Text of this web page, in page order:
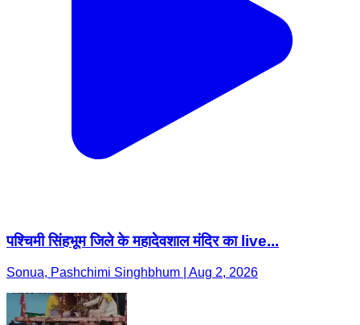
पश्चिमी सिंहभूम जिले के महादेवशाल मंदिर का live...
Sonua, Pashchimi Singhbhum | Aug 2, 2026